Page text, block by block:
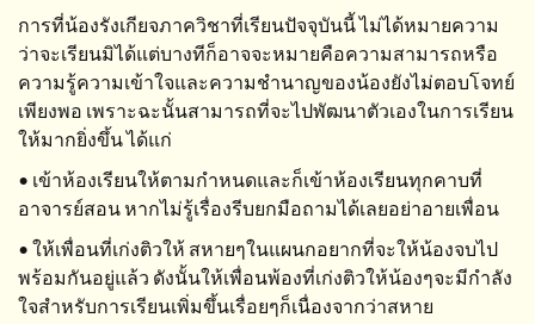
การที่น้องรังเกียจภาควิชาที่เรียนปัจจุบันนี้ ไม่ได้หมายความ
ว่าจะเรียนมิได้แต่บางทีก็อาจจะหมายคือความสามารถหรือ
ความรู้ความเข้าใจและความชำนาญของน้องยังไม่ตอบโจทย์
เพียงพอ เพราะฉะนั้นสามารถที่จะไปพัฒนาตัวเองในการเรียน
ให้มากยิ่งขึ้น ได้แก่
• เข้าห้องเรียนให้ตามกำหนดและก็เข้าห้องเรียนทุกคาบที่
อาจารย์สอน หากไม่รู้เรื่องรีบยกมือถามได้เลยอย่าอายเพื่อน
• ให้เพื่อนที่เก่งติวให้ สหายๆในแผนกอยากที่จะให้น้องจบไป
พร้อมกันอยู่แล้ว ดังนั้นให้เพื่อนพ้องที่เก่งติวให้น้องๆจะมีกำลัง
ใจสำหรับการเรียนเพิ่มขึ้นเรื่อยๆก็เนื่องจากว่าสหาย